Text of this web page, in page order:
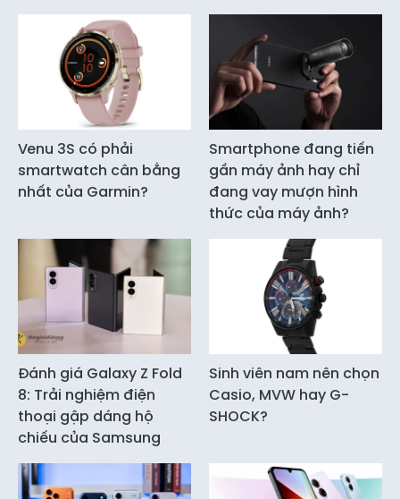
Venu 3S có phải
smartwatch cân bằng
nhất của Garmin?
Smartphone đang tiến
gần máy ảnh hay chỉ
đang vay mượn hình
thức của máy ảnh?
Đánh giá Galaxy Z Fold
8: Trải nghiệm điện
thoại gập dáng hộ
chiếu của Samsung
Sinh viên nam nên chọn
Casio, MVW hay G-
SHOCK?